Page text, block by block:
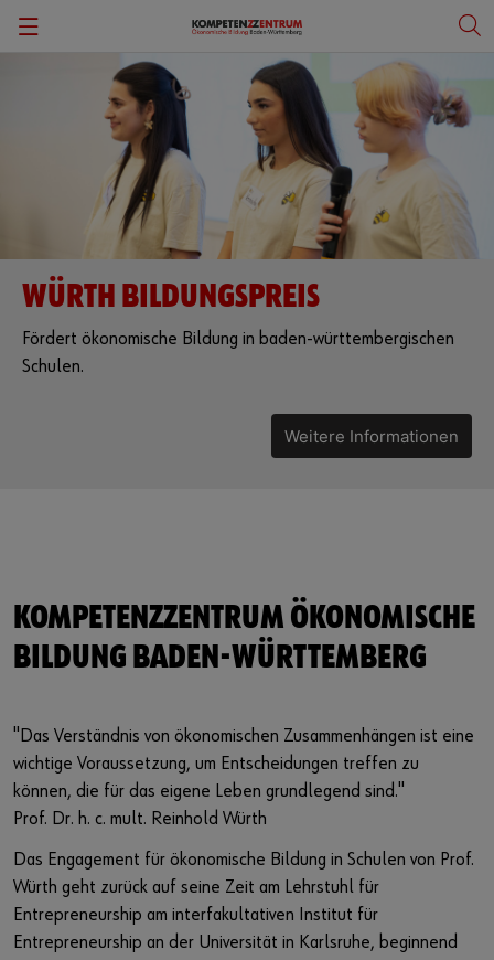
Bildungsregion Hohenlohekreis
Führungskräftesymposium
HANDWERKSTATT
Landespreis
Wirtschaftskompetenzstudie
WÜRTH BILDUNGSPREIS
Fördert ökonomische Bildung in baden-württembergischen
Schulen.
Weitere Informationen
KOMPETENZZENTRUM ÖKONOMISCHE
BILDUNG BADEN-WÜRTTEMBERG
"Das Verständnis von ökonomischen Zusammenhängen ist eine
wichtige Voraussetzung, um Entscheidungen treffen zu
können, die für das eigene Leben grundlegend sind."
Prof. Dr. h. c. mult. Reinhold Würth
Das Engagement für ökonomische Bildung in Schulen von Prof.
Würth geht zurück auf seine Zeit am Lehrstuhl für
Entrepreneurship am interfakultativen Institut für
Entrepreneurship an der Universität in Karlsruhe, beginnend